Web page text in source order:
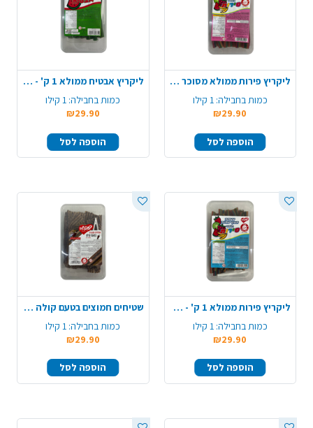
ליקריץ פירות ממולא מסוכר 1 ק' - צבעוני
כמות בחבילה: 1 קילו
₪29.90
הוספה לסל
ליקריץ אבטיח ממולא 1 ק' - ירוק אדום
כמות בחבילה: 1 קילו
₪29.90
הוספה לסל
ליקריץ פירות ממולא 1 ק' - צבעוני
כמות בחבילה: 1 קילו
₪29.90
הוספה לסל
שטיחים חמוצים בטעם קולה 1 ק' - חום
כמות בחבילה: 1 קילו
₪29.90
הוספה לסל